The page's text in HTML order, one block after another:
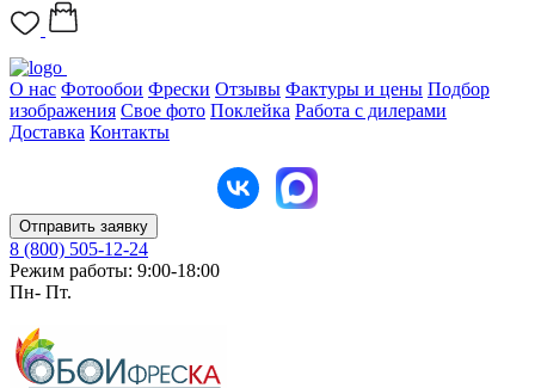
О нас Фотообои Фрески Отзывы Фактуры и цены Подбор
изображения Свое фото Поклейка Работа с дилерами
Доставка Контакты
Отправить заявку
8 (800) 505-12-24
Режим работы: 9:00-18:00
Пн- Пт.